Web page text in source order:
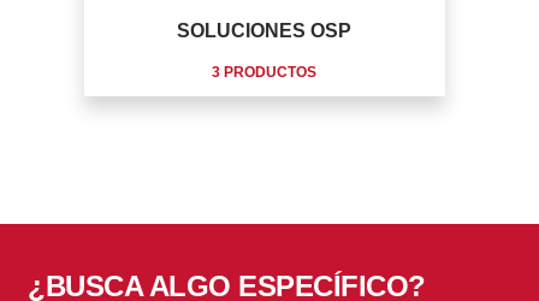
SOLUCIONES OSP
3 PRODUCTOS
¿BUSCA ALGO ESPECÍFICO?